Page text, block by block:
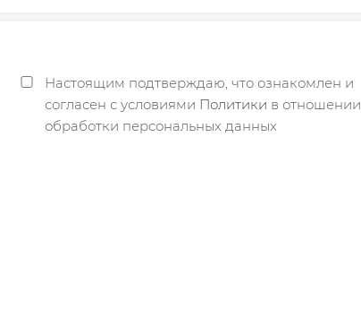
Настоящим подтверждаю, что ознакомлен и
согласен с условиями Политики в отношении
обработки персональных данных